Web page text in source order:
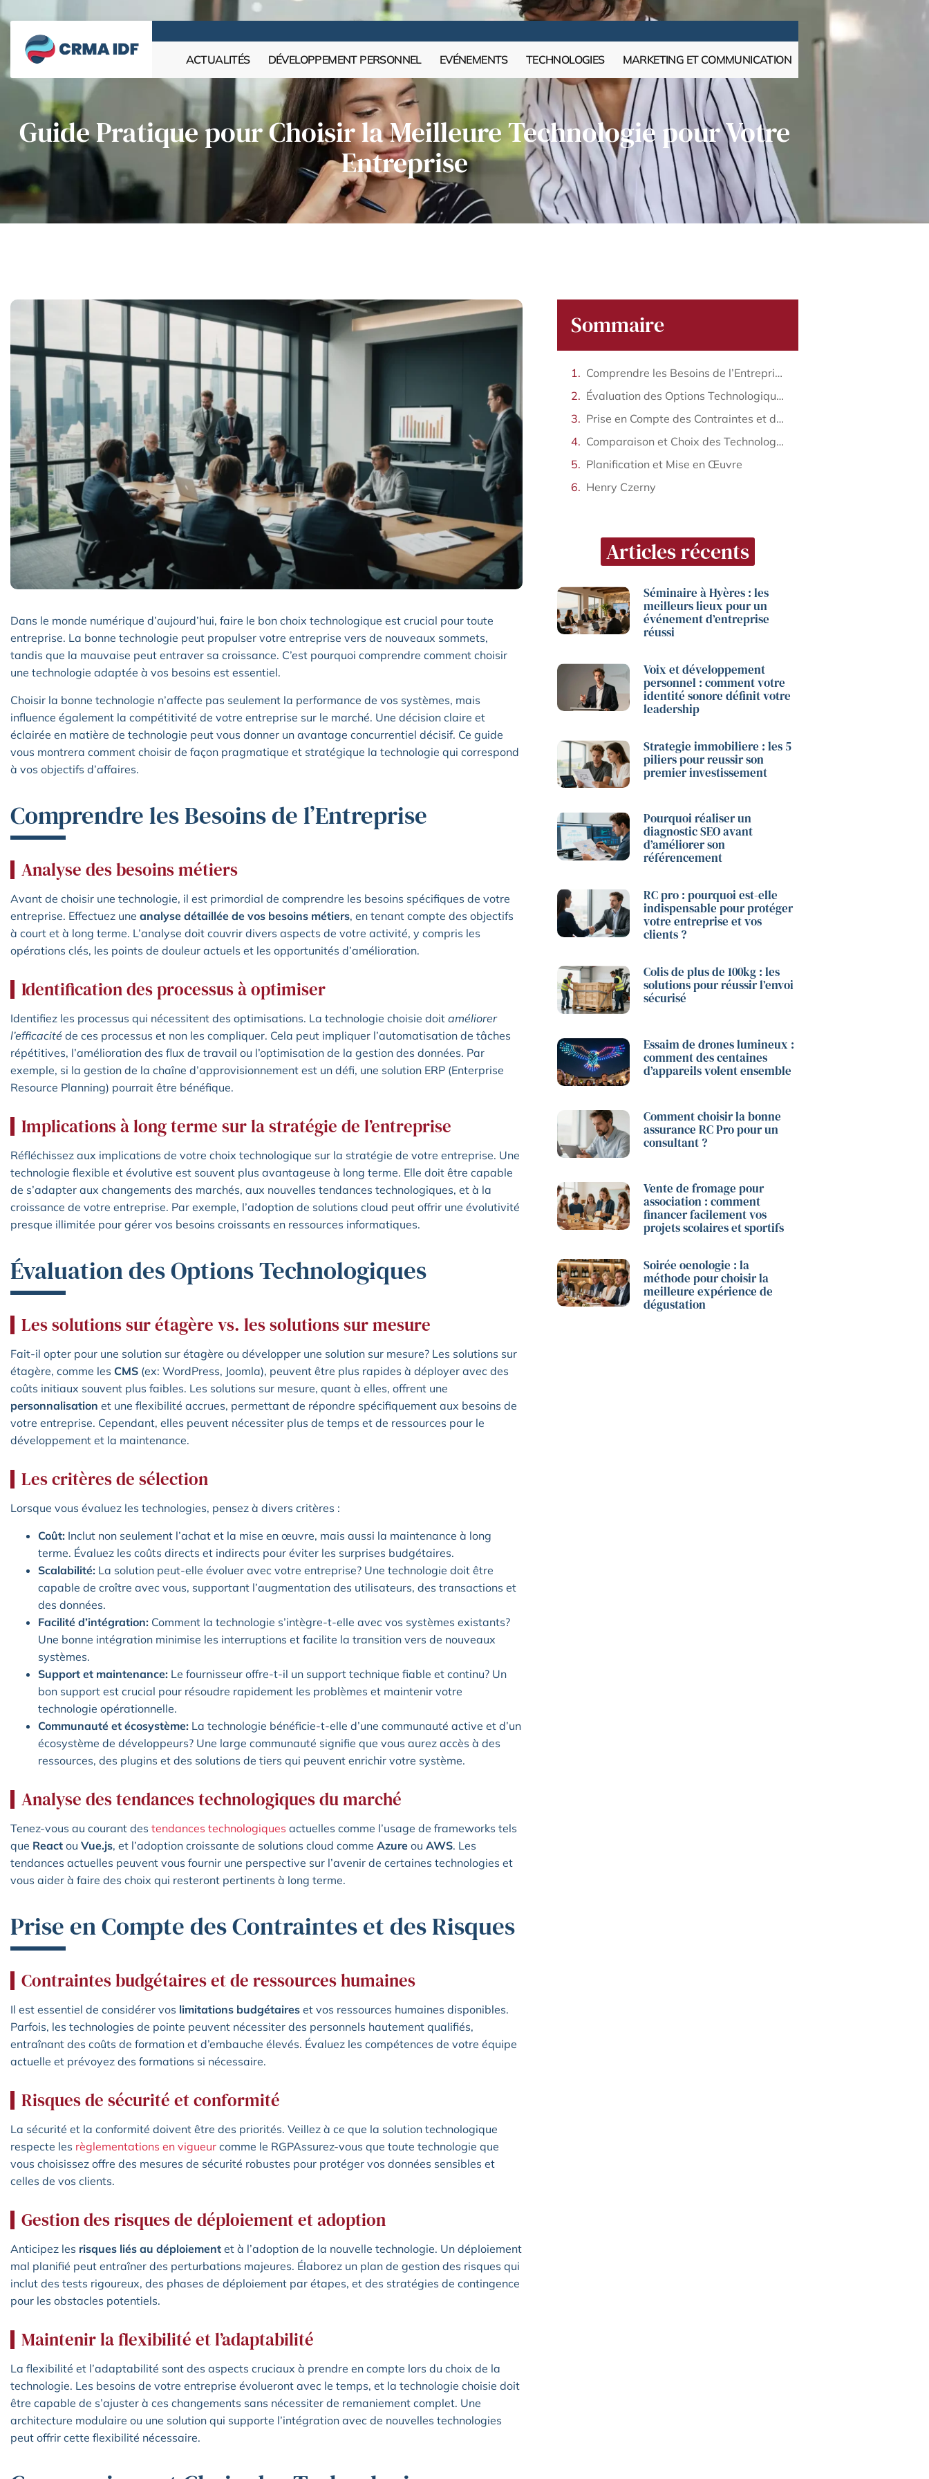
ACTUALITÉS DÉVELOPPEMENT PERSONNEL EVÉNEMENTS TECHNOLOGIES MARKETING ET COMMUNICATION
Guide Pratique pour Choisir la Meilleure Technologie pour Votre
Entreprise
Dans le monde numérique d’aujourd’hui, faire le bon choix technologique est crucial pour toute
entreprise. La bonne technologie peut propulser votre entreprise vers de nouveaux sommets,
tandis que la mauvaise peut entraver sa croissance. C’est pourquoi comprendre comment choisir
une technologie adaptée à vos besoins est essentiel.
Choisir la bonne technologie n’affecte pas seulement la performance de vos systèmes, mais
influence également la compétitivité de votre entreprise sur le marché. Une décision claire et
éclairée en matière de technologie peut vous donner un avantage concurrentiel décisif. Ce guide
vous montrera comment choisir de façon pragmatique et stratégique la technologie qui correspond
à vos objectifs d’affaires.
Comprendre les Besoins de l’Entreprise
Analyse des besoins métiers
Avant de choisir une technologie, il est primordial de comprendre les besoins spécifiques de votre
entreprise. Effectuez une analyse détaillée de vos besoins métiers, en tenant compte des objectifs
à court et à long terme. L’analyse doit couvrir divers aspects de votre activité, y compris les
opérations clés, les points de douleur actuels et les opportunités d’amélioration.
Identification des processus à optimiser
Identifiez les processus qui nécessitent des optimisations. La technologie choisie doit améliorer
l’efficacité de ces processus et non les compliquer. Cela peut impliquer l’automatisation de tâches
répétitives, l’amélioration des flux de travail ou l’optimisation de la gestion des données. Par
exemple, si la gestion de la chaîne d’approvisionnement est un défi, une solution ERP (Enterprise
Resource Planning) pourrait être bénéfique.
Implications à long terme sur la stratégie de l’entreprise
Réfléchissez aux implications de votre choix technologique sur la stratégie de votre entreprise. Une
technologie flexible et évolutive est souvent plus avantageuse à long terme. Elle doit être capable
de s’adapter aux changements des marchés, aux nouvelles tendances technologiques, et à la
croissance de votre entreprise. Par exemple, l’adoption de solutions cloud peut offrir une évolutivité
presque illimitée pour gérer vos besoins croissants en ressources informatiques.
Évaluation des Options Technologiques
Les solutions sur étagère vs. les solutions sur mesure
Fait-il opter pour une solution sur étagère ou développer une solution sur mesure? Les solutions sur
étagère, comme les CMS (ex: WordPress, Joomla), peuvent être plus rapides à déployer avec des
coûts initiaux souvent plus faibles. Les solutions sur mesure, quant à elles, offrent une
personnalisation et une flexibilité accrues, permettant de répondre spécifiquement aux besoins de
votre entreprise. Cependant, elles peuvent nécessiter plus de temps et de ressources pour le
développement et la maintenance.
Les critères de sélection
Lorsque vous évaluez les technologies, pensez à divers critères :
Coût: Inclut non seulement l’achat et la mise en œuvre, mais aussi la maintenance à long
terme. Évaluez les coûts directs et indirects pour éviter les surprises budgétaires.
Scalabilité: La solution peut-elle évoluer avec votre entreprise? Une technologie doit être
capable de croître avec vous, supportant l’augmentation des utilisateurs, des transactions et
des données.
Facilité d’intégration: Comment la technologie s’intègre-t-elle avec vos systèmes existants?
Une bonne intégration minimise les interruptions et facilite la transition vers de nouveaux
systèmes.
Support et maintenance: Le fournisseur offre-t-il un support technique fiable et continu? Un
bon support est crucial pour résoudre rapidement les problèmes et maintenir votre
technologie opérationnelle.
Communauté et écosystème: La technologie bénéficie-t-elle d’une communauté active et d’un
écosystème de développeurs? Une large communauté signifie que vous aurez accès à des
ressources, des plugins et des solutions de tiers qui peuvent enrichir votre système.
Analyse des tendances technologiques du marché
Tenez-vous au courant des tendances technologiques actuelles comme l’usage de frameworks tels
que React ou Vue.js, et l’adoption croissante de solutions cloud comme Azure ou AWS. Les
tendances actuelles peuvent vous fournir une perspective sur l’avenir de certaines technologies et
vous aider à faire des choix qui resteront pertinents à long terme.
Prise en Compte des Contraintes et des Risques
Contraintes budgétaires et de ressources humaines
Il est essentiel de considérer vos limitations budgétaires et vos ressources humaines disponibles.
Parfois, les technologies de pointe peuvent nécessiter des personnels hautement qualifiés,
entraînant des coûts de formation et d’embauche élevés. Évaluez les compétences de votre équipe
actuelle et prévoyez des formations si nécessaire.
Risques de sécurité et conformité
La sécurité et la conformité doivent être des priorités. Veillez à ce que la solution technologique
respecte les règlementations en vigueur comme le RGPAssurez-vous que toute technologie que
vous choisissez offre des mesures de sécurité robustes pour protéger vos données sensibles et
celles de vos clients.
Gestion des risques de déploiement et adoption
Anticipez les risques liés au déploiement et à l’adoption de la nouvelle technologie. Un déploiement
mal planifié peut entraîner des perturbations majeures. Élaborez un plan de gestion des risques qui
inclut des tests rigoureux, des phases de déploiement par étapes, et des stratégies de contingence
pour les obstacles potentiels.
Maintenir la flexibilité et l’adaptabilité
La flexibilité et l’adaptabilité sont des aspects cruciaux à prendre en compte lors du choix de la
technologie. Les besoins de votre entreprise évolueront avec le temps, et la technologie choisie doit
être capable de s’ajuster à ces changements sans nécessiter de remaniement complet. Une
architecture modulaire ou une solution qui supporte l’intégration avec de nouvelles technologies
peut offrir cette flexibilité nécessaire.
Sommaire
Comprendre les Besoins de l’Entreprise
Évaluation des Options Technologiques
Prise en Compte des Contraintes et des Risques
Comparaison et Choix des Technologies
Planification et Mise en Œuvre
Henry Czerny
Articles récents
Séminaire à Hyères : les
meilleurs lieux pour un
événement d’entreprise
réussi
Voix et développement
personnel : comment votre
identité sonore définit votre
leadership
Strategie immobiliere : les 5
piliers pour reussir son
premier investissement
Pourquoi réaliser un
diagnostic SEO avant
d’améliorer son
référencement
RC pro : pourquoi est-elle
indispensable pour protéger
votre entreprise et vos
clients ?
Colis de plus de 100kg : les
solutions pour réussir l’envoi
sécurisé
Essaim de drones lumineux :
comment des centaines
d’appareils volent ensemble
Comment choisir la bonne
assurance RC Pro pour un
consultant ?
Vente de fromage pour
association : comment
financer facilement vos
projets scolaires et sportifs
Soirée oenologie : la
méthode pour choisir la
meilleure expérience de
dégustation